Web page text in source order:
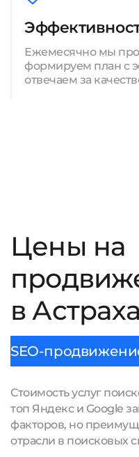
Ежемесячно мы
формируем план с
отвечаем за
Цены на
в
SEO-
Стоимость услуг
топ Яндекс и Google
факторов, но
отрасли в поисковых